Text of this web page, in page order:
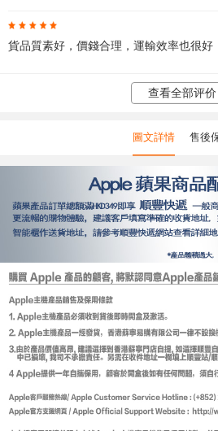
貨品質素好，價錢合理，運輸效率也很好
查看全部评价
圖文詳情 售後